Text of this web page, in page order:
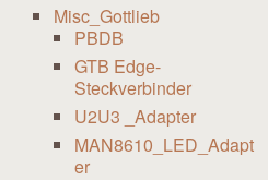
Misc_Gottlieb
PBDB
GTB Edge-
Steckverbinder
U2U3 _Adapter
MAN8610_LED_Adapt
er